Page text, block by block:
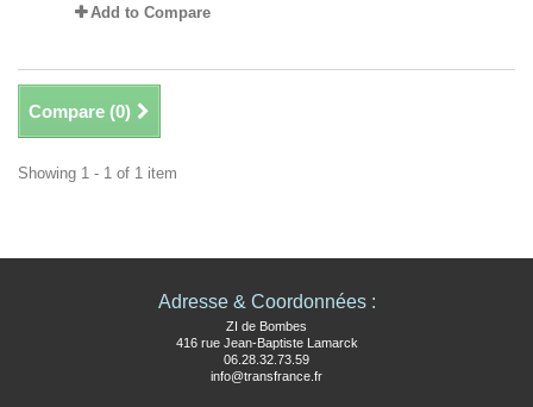
Add to Compare
Compare (0)
Showing 1 - 1 of 1 item
Adresse & Coordonnées :
ZI de Bombes
416 rue Jean-Baptiste Lamarck
06.28.32.73.59
info@transfrance.fr